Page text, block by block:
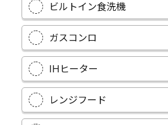
ビルトイン食洗機
ガスコンロ
IHヒーター
レンジフード